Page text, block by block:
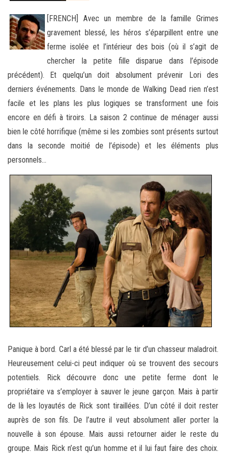
[FRENCH] Avec un membre de la famille Grimes
gravement blessé, les héros s’éparpillent entre une
ferme isolée et l’intérieur des bois (où il s’agit de
chercher la petite fille disparue dans l’épisode
précédent). Et quelqu’un doit absolumentprévenir Lori des
derniers événements. Dans le monde de Walking Dead rien n’est
facile et les plans les plus logiques se transforment une fois
encore en défi à tiroirs. La saison 2 continue de ménager aussi
bien le côté horrifique (même si les zombies sont présents surtout
dans la seconde moitié de l’épisode) et les éléments plus
personnels…
Panique à bord. Carl a été blessé par le tir d’un chasseur maladroit.
Heureusement celui-ci peut indiquer où se trouvent des secours
potentiels. Rick découvre donc une petite ferme dont le
propriétaire va s’employer à sauver le jeune garçon. Mais à partir
de là les loyautés de Rick sont tiraillées. D’un côté il doit rester
auprès de son fils. De l’autre il veut absolument aller porter la
nouvelle à son épouse. Mais aussi retourner aider le reste du
groupe. Mais Rick n’est qu’un homme et il lui faut faire des choix.